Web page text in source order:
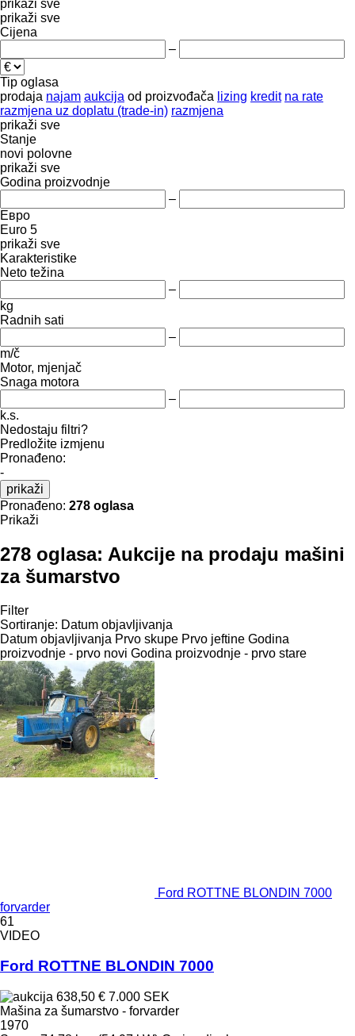
prikaži sve
prikaži sve
Cijena
–
Tip oglasa
prodaja najam aukcija od proizvođača lizing kredit na rate
razmjena uz doplatu (trade-in) razmjena
prikaži sve
Stanje
novi polovne
prikaži sve
Godina proizvodnje
–
Евро
Euro 5
prikaži sve
Karakteristike
Neto težina
–
kg
Radnih sati
–
m/č
Motor, mjenjač
Snaga motora
–
k.s.
Nedostaju filtri?
Predložite izmjenu
Pronađeno:
-
prikaži
Pronađeno: 278 oglasa
Prikaži
278 oglasa: Aukcije na prodaju mašini
za šumarstvo
Filter
Sortiranje: Datum objavljivanja
Datum objavljivanja Prvo skupe Prvo jeftine Godina
proizvodnje - prvo novi Godina proizvodnje - prvo stare
Ford ROTTNE BLONDIN 7000
forvarder
61
VIDEO
Ford ROTTNE BLONDIN 7000
638,50 € 7.000 SEK
Mašina za šumarstvo - forvarder
1970